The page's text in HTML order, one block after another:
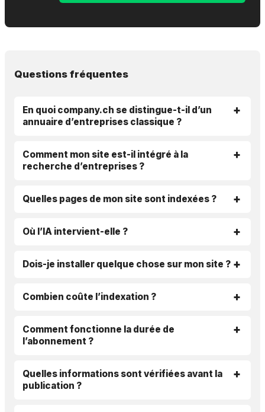
Questions fréquentes
En quoi company.ch se distingue-t-il d’un
annuaire d’entreprises classique ?
Comment mon site est-il intégré à la
recherche d’entreprises ?
Quelles pages de mon site sont indexées ?
Où l’IA intervient-elle ?
Dois-je installer quelque chose sur mon site ?
Combien coûte l’indexation ?
Comment fonctionne la durée de
l’abonnement ?
Quelles informations sont vérifiées avant la
publication ?